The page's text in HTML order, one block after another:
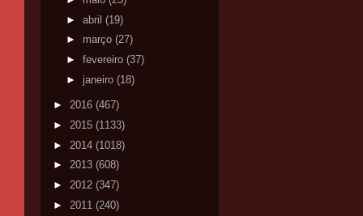
► abril (19)
► março (27)
► fevereiro (37)
► janeiro (18)
► 2016 (467)
► 2015 (1133)
► 2014 (1018)
► 2013 (608)
► 2012 (347)
► 2011 (240)